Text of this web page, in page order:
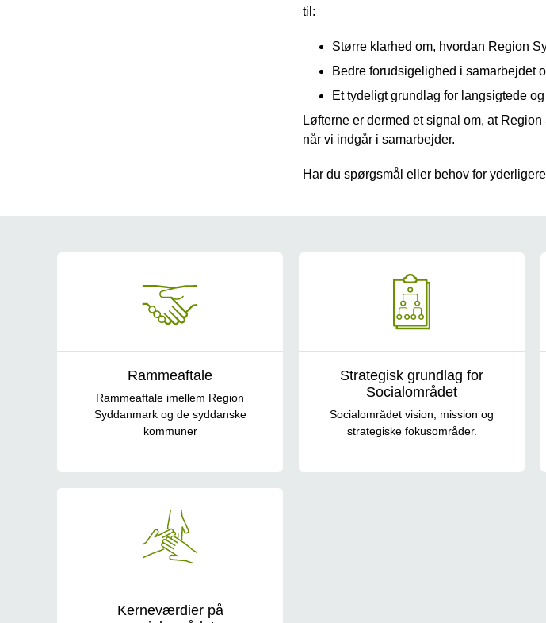
til:
Større klarhed om, hvordan Region
Bedre forudsigelighed i samarbejdet
Et tydeligt grundlag for langsigtede
Løfterne er dermed et signal om, at
når vi indgår i samarbejder.
Har du spørgsmål eller behov for
Rammeaftale
Rammeaftale imellem Region
Syddanmark og de syddanske
kommuner
Strategisk grundlag for
Socialområdet
Socialområdet vision, mission og
strategiske fokusområder.
Kerneværdier på